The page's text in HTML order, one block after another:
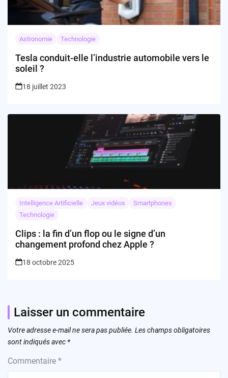
Astronomie Technologie
Tesla conduit-elle l’industrie automobile vers le
soleil ?
18 juillet 2023
Intelligence Artificielle Jeux vidéos
Smartphones
Technologie
Clips : la fin d’un flop ou le signe d’un
changement profond chez Apple ?
18 octobre 2025
Laisser un commentaire
Votre adresse e-mail ne sera pas publiée. Les champs obligatoires
sont indiqués avec *
Commentaire *